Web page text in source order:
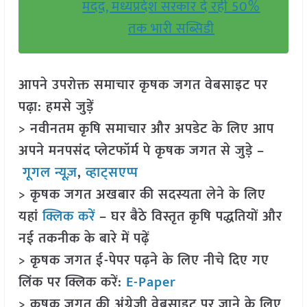
मदद, मध्यप्रदेश सरकार दे रही 50%
तक भारी सब्सिडी
आपने उपरोक्त समाचार कृषक जगत वेबसाइट पर
पढ़ा: हमसे जुड़ें
> नवीनतम कृषि समाचार और अपडेट के लिए आप
अपने मनपसंद प्लेटफॉर्म पे कृषक जगत से जुड़े –
गूगल न्यूज़,व्हाट्सएप्प
> कृषक जगत अखबार की सदस्यता लेने के लिए
यहांक्लिक करें– घर बैठे विस्तृत कृषि पद्धतियों और
नई तकनीक के बारे में पढ़ें
> कृषक जगत ई-पेपर पढ़ने के लिए नीचे दिए गए
लिंक पर क्लिक करें: E-Paper